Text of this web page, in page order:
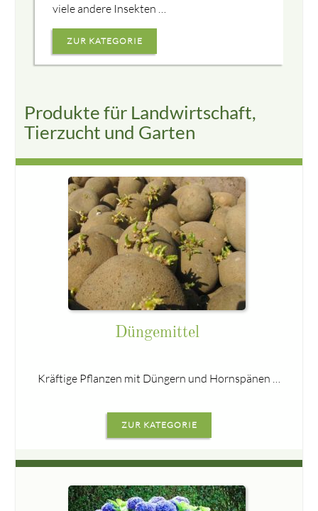
viele andere Insekten …
ZUR KATEGORIE
Produkte für Landwirtschaft,
Tierzucht und Garten
Düngemittel
Kräftige Pflanzen mit Düngern und Hornspänen …
ZUR KATEGORIE